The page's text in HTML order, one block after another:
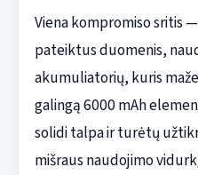
Viena kompromiso sritis
pateiktus duomenis,
akumuliatorių, kuris
galingą 6000 mAh
solidi talpa ir turėtų
mišraus naudojimo